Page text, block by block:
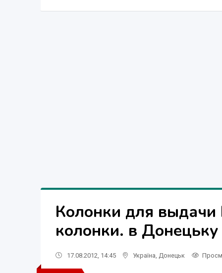
Колонки для
колонки. в Донецьку
17.08.2012, 14:45 Україна Донецьк